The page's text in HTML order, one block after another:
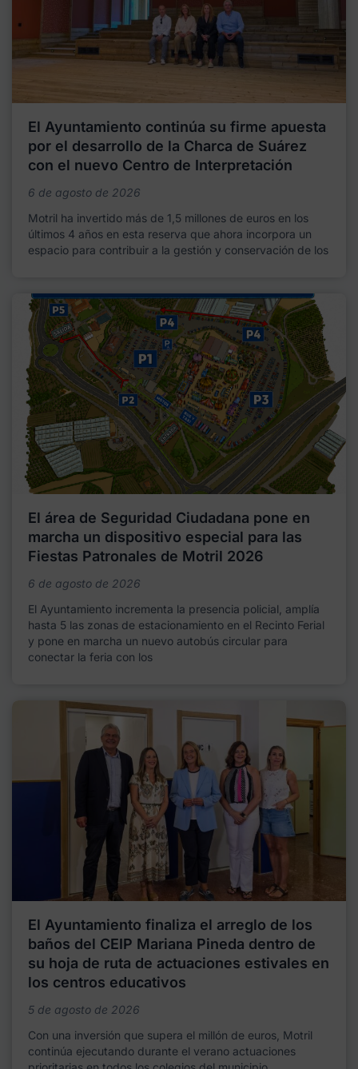
El Ayuntamiento continúa su firme apuesta
por el desarrollo de la Charca de Suárez
con el nuevo Centro de Interpretación
6 de agosto de 2026
Motril ha invertido más de 1,5 millones de euros en los
últimos 4 años en esta reserva que ahora incorpora un
espacio para contribuir a la gestión y conservación de los
El área de Seguridad Ciudadana pone en
marcha un dispositivo especial para las
Fiestas Patronales de Motril 2026
6 de agosto de 2026
El Ayuntamiento incrementa la presencia policial, amplía
hasta 5 las zonas de estacionamiento en el Recinto Ferial
y pone en marcha un nuevo autobús circular para
conectar la feria con los
El Ayuntamiento finaliza el arreglo de los
baños del CEIP Mariana Pineda dentro de
su hoja de ruta de actuaciones estivales en
los centros educativos
5 de agosto de 2026
Con una inversión que supera el millón de euros, Motril
continúa ejecutando durante el verano actuaciones